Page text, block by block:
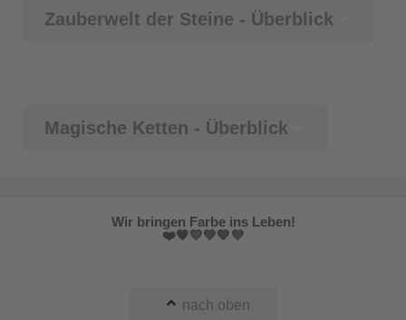
Zauberwelt der Steine - Überblick
Magische Ketten - Überblick
Wir bringen Farbe ins Leben!
❤️🧡💛💚💙💜
nach oben